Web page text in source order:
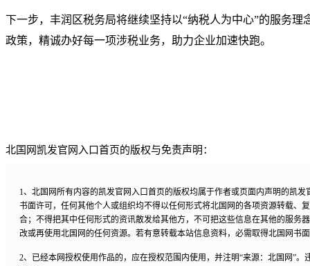
下一步，丰润区税务局将继续坚持以“纳税人为中心”的服务理
政策，精诚办好每一项涉税业务，助力企业加速快跑。
北国网凯发官网入口首页的版权与免责声明：
1、北国网所有内容的凯发官网入口首页的版权均属于作者或页面内声明的凯
书面许可，任何其他个人或组织均不得以任何形式将北国网的各项资源转载、
合；不得把其中任何形式的资讯散发给其他方，不可把这些信息在其他的服务
改或再使用北国网的任何资源。若有意转载本站信息资料，必需取得北国网书
2、已经本网授权使用作品的，应在授权范围内使用，并注明“来源：北国网”